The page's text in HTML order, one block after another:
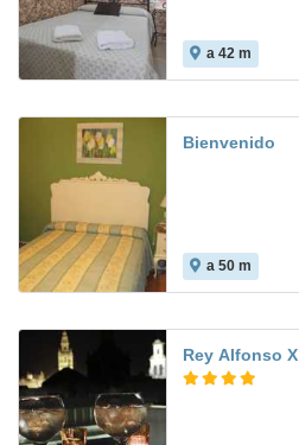
a 42 m
Bienvenido
a 50 m
Rey Alfonso X